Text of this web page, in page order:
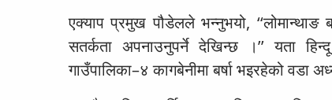
एक्याप प्रमुख पौडेलले भन्नुभयो,
सतर्कता अपनाउनुपर्ने देखिन्छ ।’’ यता हिन्दू
गाउँपालिका–४ कागबेनीमा बर्षा भइरहेको वडा